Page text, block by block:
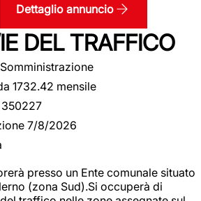
Dettaglio annuncio
DEL TRAFFICO
Somministrazione
1732.42 mensile
350227
7/8/2026
presso un Ente comunale situato
(zona Sud).Si occuperà di